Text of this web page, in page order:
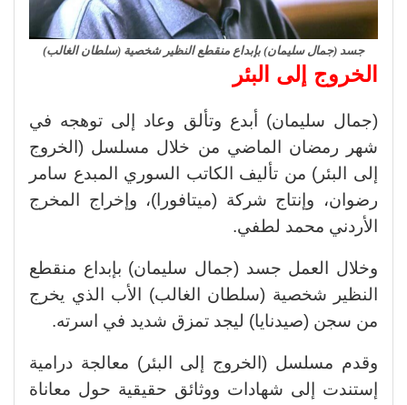
جسد (جمال سليمان) بإبداع منقطع النظير شخصية (سلطان الغالب)
الخروج إلى البئر
(جمال سليمان) أبدع وتألق وعاد إلى توهجه في
شهر رمضان الماضي من خلال مسلسل (الخروج
إلى البئر) من تأليف الكاتب السوري المبدع سامر
رضوان، وإنتاج شركة (ميتافورا)، وإخراج المخرج
الأردني محمد لطفي.
وخلال العمل جسد (جمال سليمان) بإبداع منقطع
النظير شخصية (سلطان الغالب) الأب الذي يخرج
من سجن (صيدنايا) ليجد تمزق شديد في اسرته.
وقدم مسلسل (الخروج إلى البئر) معالجة درامية
إستندت إلى شهادات ووثائق حقيقية حول معاناة